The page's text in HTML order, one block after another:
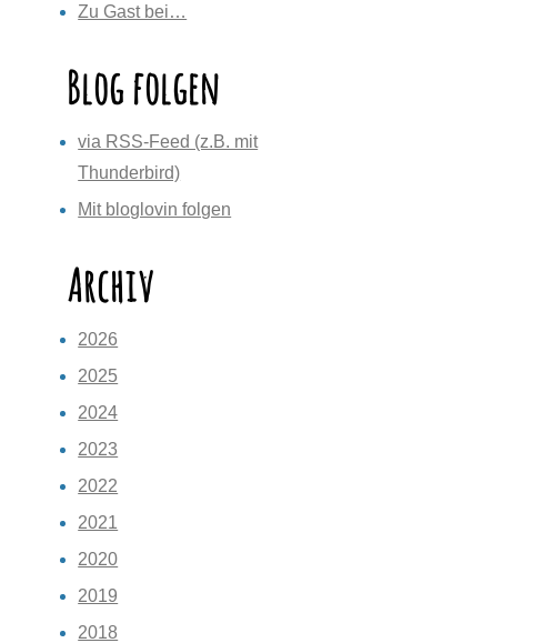
Zu Gast bei…
Blog folgen
via RSS-Feed (z.B. mit
Thunderbird)
Mit bloglovin folgen
Archiv
2026
2025
2024
2023
2022
2021
2020
2019
2018